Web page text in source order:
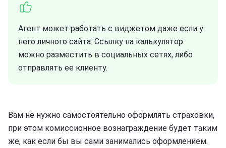
Агент может работать с виджетом даже если у
него личного сайта. Ссылку на калькулятор
можно разместить в социальных сетях, либо
отправлять ее клиенту.
Вам не нужно самостоятельно оформлять страховки,
при этом комиссионное вознаграждение будет таким
же, как если бы вы сами занимались оформлением.